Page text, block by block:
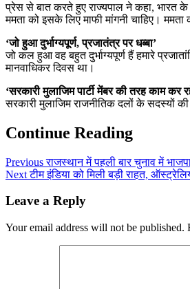
प्रेस से बात करते हुए राज्‍यपाल ने कहा, भारत के
ममता को इसके लिए माफी मांगनी चाहिए। ममता
‘जो हुआ दुर्भाग्‍यपूर्ण, प्रजातंत्र पर धब्‍बा’
जो कल हुआ वह बहुत दुर्भाग्‍यपूर्ण हैं हमारे
मानवाधिकर दिवस था।
‘सरकारी मुलाजिम पार्टी मेंबर की तरह काम कर
सरकारी मुलाजिम राजनीतिक दलों के सदस्‍यों
Continue Reading
Previousराजस्थान में पहली बार चुनाव में
Nextटीम इंडिया को मिली बड़ी राहत,
Leave a Reply
Your email address will not be published.